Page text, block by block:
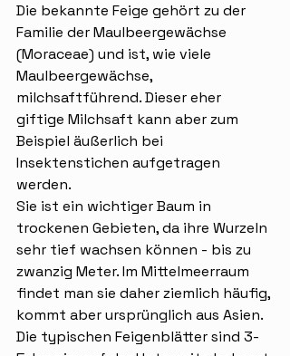
Die bekannte Feige gehört zu der
Familie der Maulbeergewächse
(Moraceae) und ist, wie viele
Maulbeergewächse,
milchsaftführend. Dieser eher
giftige Milchsaft kann aber zum
Beispiel äußerlich bei
Insektenstichen aufgetragen
werden.
Sie ist ein wichtiger Baum in
trockenen Gebieten, da ihre Wurzeln
sehr tief wachsen können - bis zu
zwanzig Meter. Im Mittelmeerraum
findet man sie daher ziemlich häufig,
kommt aber ursprünglich aus Asien.
Die typischen Feigenblätter sind 3-